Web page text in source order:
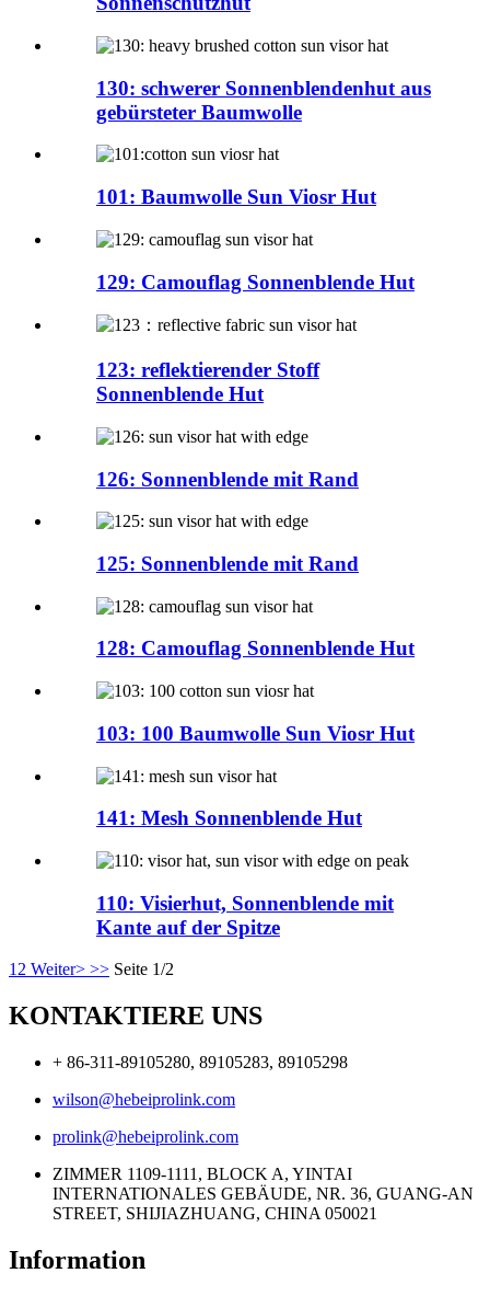
130: schwerer Sonnenblendenhut aus
gebürsteter Baumwolle
101: Baumwolle Sun Viosr Hut
129: Camouflag Sonnenblende Hut
123: reflektierender Stoff
Sonnenblende Hut
126: Sonnenblende mit Rand
125: Sonnenblende mit Rand
128: Camouflag Sonnenblende Hut
103: 100 Baumwolle Sun Viosr Hut
141: Mesh Sonnenblende Hut
110: Visierhut, Sonnenblende mit
Kante auf der Spitze
12 Weiter> >> Seite 1/2
KONTAKTIERE UNS
+ 86-311-89105280, 89105283, 89105298
wilson@hebeiprolink.com
prolink@hebeiprolink.com
ZIMMER 1109-1111, BLOCK A, YINTAI
INTERNATIONALES GEBÄUDE, NR. 36, GUANG-AN
STREET, SHIJIAZHUANG, CHINA 050021
Information